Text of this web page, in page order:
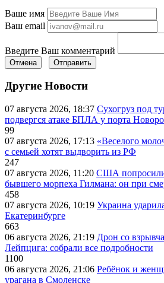
Ваше имя
Ваш email
Введите Ваш комментарий
Отмена Отправить
Другие Новости
07 августа 2026, 18:37 Сухогруз под
подвергся атаке БПЛА у порта
99
07 августа 2026, 17:13 «Веселого
с семьей хотят выдворить из РФ
247
07 августа 2026, 11:20 США
бывшего морпеха Гилмана: он при
458
07 августа 2026, 10:19 Украина
Екатеринбурге
663
06 августа 2026, 21:19 Дрон со
Лейпцига: собрали все подробности
1100
06 августа 2026, 21:06 Ребёнок и
урагана в Смоленске